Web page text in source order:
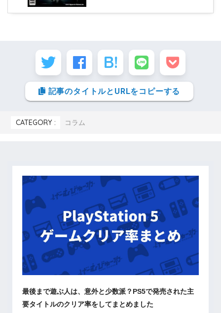
記事のタイトルとURLをコピーする
CATEGORY : コラム
最後まで遊ぶ人は、意外と少数派？PS5で発売された主
要タイトルのクリア率をしてまとめました